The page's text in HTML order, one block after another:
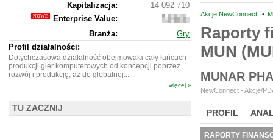
Akcje NewConnect •
Raporty
MUN
MUNAR
NewConnect - Akcje/
PROFIL
BR LAB
RAPORTY
Kapitalizacja:
14 092 710
Enterprise Value:
12
598
710
Branża:
Gry
Profil działalności:
Dotychczasowa działalność obejmowała cały łańcuch
produkcji gier komputerowych od koncepcji poprzez
rozwój i produkcję, aż do globalnej...
więcej »
TU ZACZNIJ